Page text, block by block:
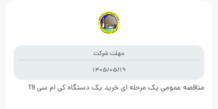
مهلت شرکت
1405/05/19
مناقصه عمومی یک مرحله ای خرید یک دستگاه کی ام سی T9